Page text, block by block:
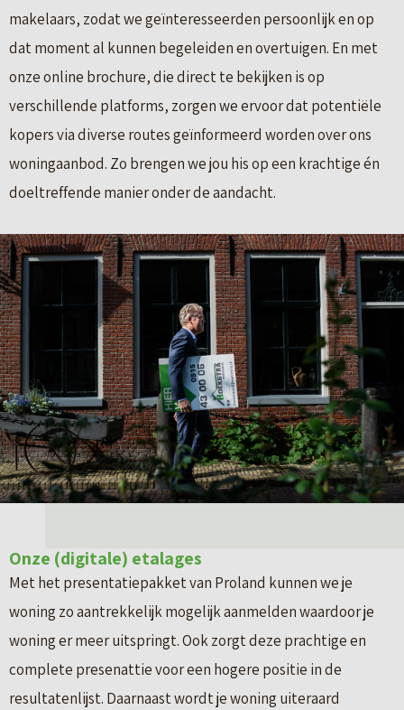
makelaars, zodat we geïnteresseerden persoonlijk en op
dat moment al kunnen begeleiden en overtuigen. En met
onze online brochure, die direct te bekijken is op
verschillende platforms, zorgen we ervoor dat potentiële
kopers via diverse routes geïnformeerd worden over ons
woningaanbod. Zo brengen we jou his op een krachtige én
doeltreffende manier onder de aandacht.
Onze (digitale) etalages
Met het presentatiepakket van Proland kunnen we je
woning zo aantrekkelijk mogelijk aanmelden waardoor je
woning er meer uitspringt. Ook zorgt deze prachtige en
complete presenattie voor een hogere positie in de
resultatenlijst. Daarnaast wordt je woning uiteraard